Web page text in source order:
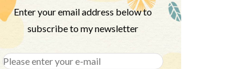
Enter your email address below to
subscribe to my newsletter